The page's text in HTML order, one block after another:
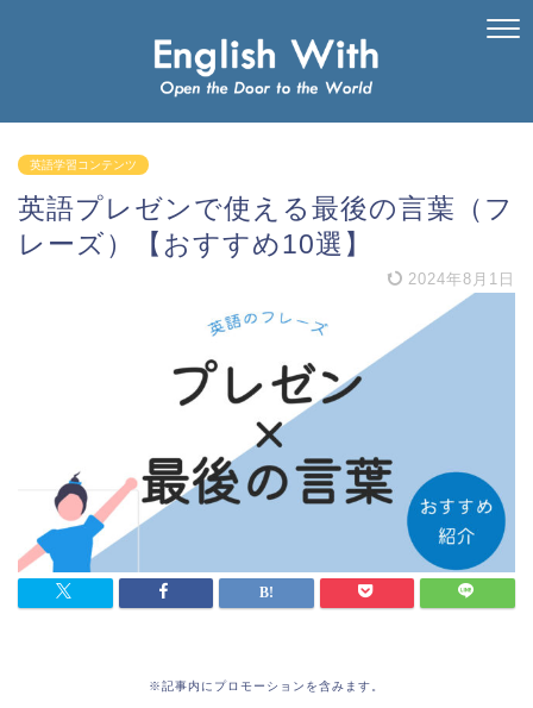
英語学習コンテンツ
英語プレゼンで使える最後の言葉（フ
レーズ）【おすすめ10選】
2024年8月1日
※記事内にプロモーションを含みます。